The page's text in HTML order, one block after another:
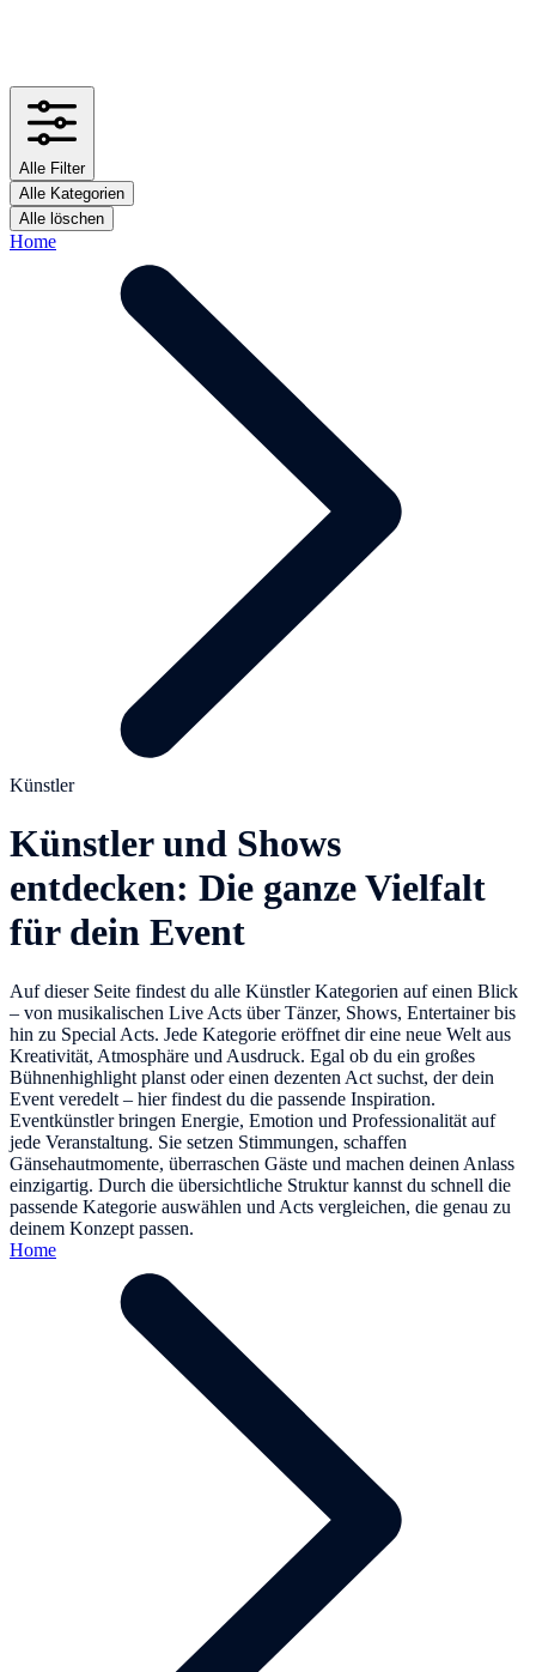
Alle Filter
Alle Kategorien
Alle löschen
Home
Künstler
Künstler und Shows
entdecken: Die ganze Vielfalt
für dein Event
Auf dieser Seite findest du alle Künstler Kategorien auf einen Blick
– von musikalischen Live Acts über Tänzer, Shows, Entertainer bis
hin zu Special Acts. Jede Kategorie eröffnet dir eine neue Welt aus
Kreativität, Atmosphäre und Ausdruck. Egal ob du ein großes
Bühnenhighlight planst oder einen dezenten Act suchst, der dein
Event veredelt – hier findest du die passende Inspiration.
Eventkünstler bringen Energie, Emotion und Professionalität auf
jede Veranstaltung. Sie setzen Stimmungen, schaffen
Gänsehautmomente, überraschen Gäste und machen deinen Anlass
einzigartig. Durch die übersichtliche Struktur kannst du schnell die
passende Kategorie auswählen und Acts vergleichen, die genau zu
deinem Konzept passen.
Home